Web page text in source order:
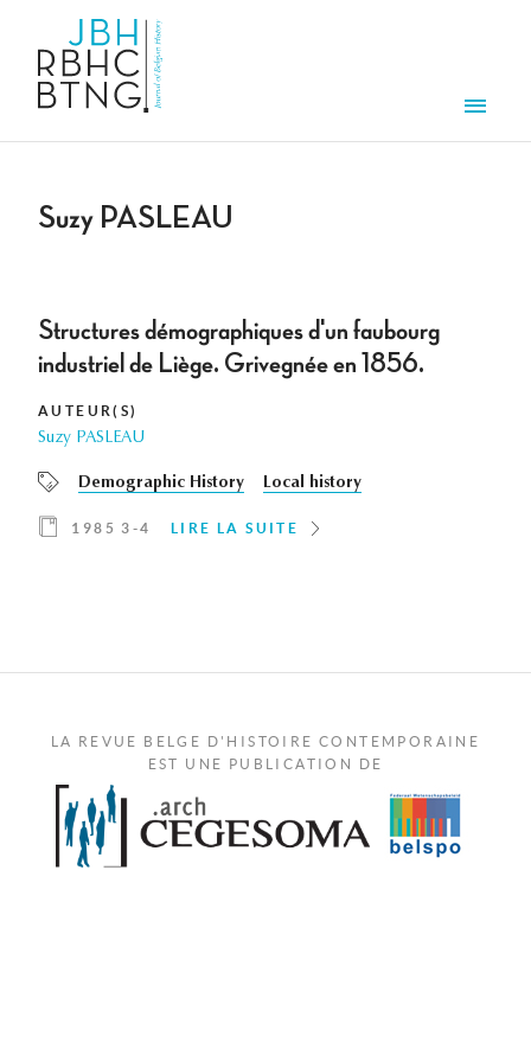
Suzy PASLEAU
Structures démographiques d'un faubourg
industriel de Liège. Grivegnée en 1856.
AUTEUR(S)
Suzy PASLEAU
Demographic History Local history
1985 3-4 LIRE LA SUITE
LA REVUE BELGE D'HISTOIRE CONTEMPORAINE
EST UNE PUBLICATION DE